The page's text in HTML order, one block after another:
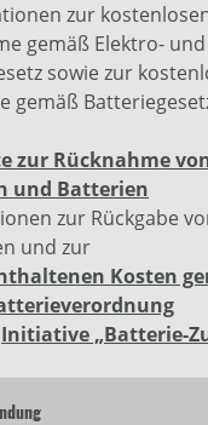
zur
gemäß Elektro- und
sowie zur
gemäß
zur Rücknahme
und Batterien
zur Rückgabe
und zur
Kosten
Initiative „Batterie-